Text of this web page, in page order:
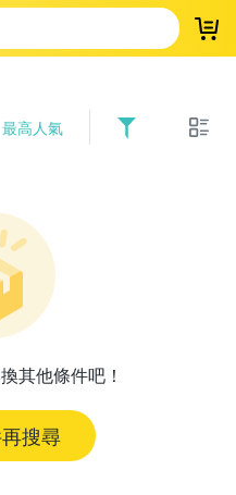
登
最高人氣
其他條件吧！
搜尋